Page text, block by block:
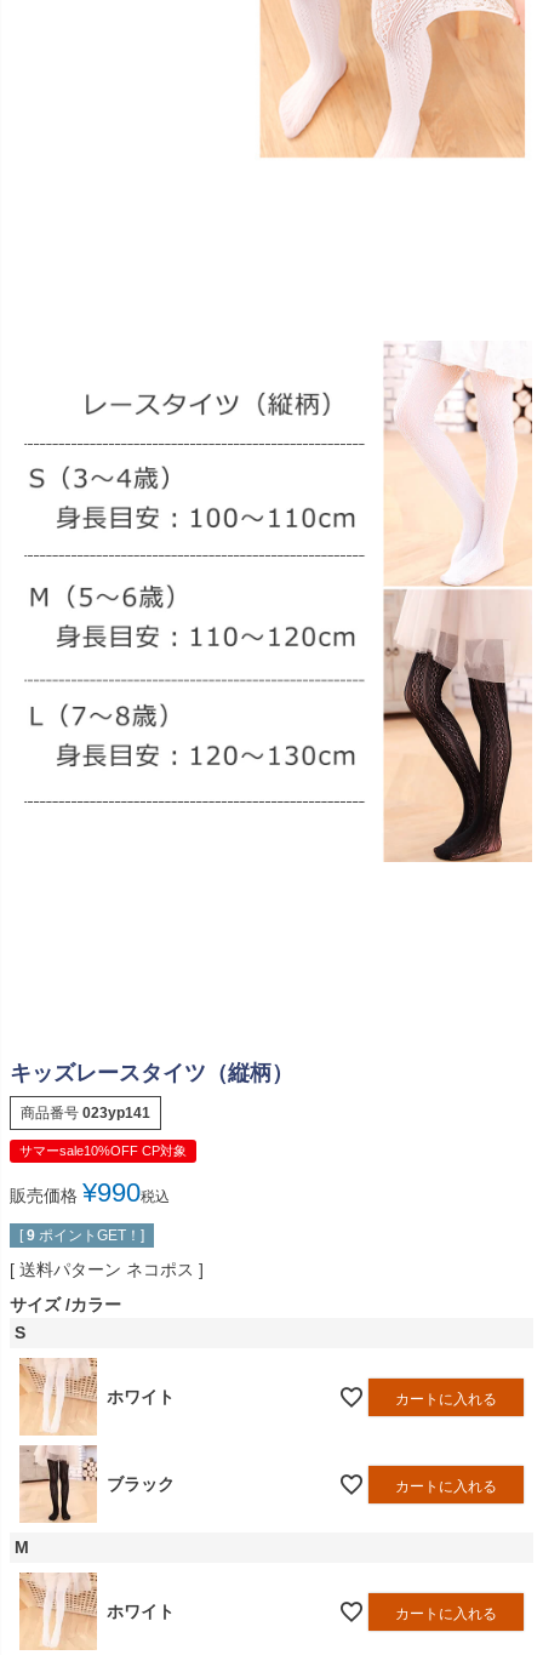
キッズレースタイツ（縦柄）
商品番号 023yp141
サマーsale10%OFF CP対象
販売価格 ¥990税込
[ 9 ポイントGET！]
送料パターン ネコポス
サイズ カラー
S
ホワイト カートに入れる
ブラック カートに入れる
M
ホワイト カートに入れる